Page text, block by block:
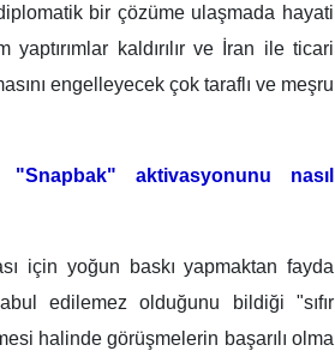
bir çözüme ulaşmada hayati
yaptırımlar kaldırılır ve İran ile ticari
engelleyecek çok taraflı ve meşru
aktivasyonunu nasıl
için yoğun baskı yapmaktan fayda
edilemez olduğunu bildiği "sıfır
halinde görüşmelerin başarılı olma